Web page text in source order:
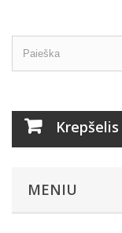
Krepšelis
MENIU